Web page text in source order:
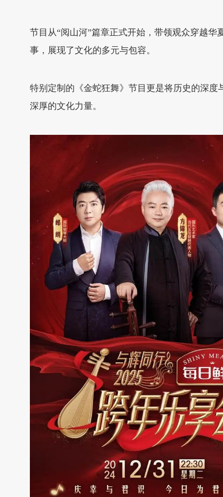
节目从“阅山河”篇章正式开始，带领观众穿越
事，展现了文化的多元与包容。
特别定制的《金蛇狂舞》节目更是将历史的深
深厚的文化力量。